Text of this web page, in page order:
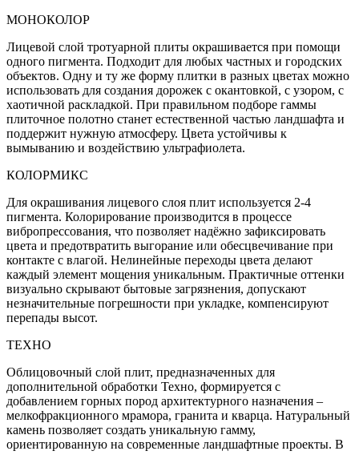
МОНОКОЛОР
Лицевой слой тротуарной плиты окрашивается при помощи
одного пигмента. Подходит для любых частных и городских
объектов. Одну и ту же форму плитки в разных цветах можно
использовать для создания дорожек с окантовкой, с узором, с
хаотичной раскладкой. При правильном подборе гаммы
плиточное полотно станет естественной частью ландшафта и
поддержит нужную атмосферу. Цвета устойчивы к
вымыванию и воздействию ультрафиолета.
КОЛОРМИКС
Для окрашивания лицевого слоя плит используется 2-4
пигмента. Колорирование производится в процессе
вибропрессования, что позволяет надёжно зафиксировать
цвета и предотвратить выгорание или обесцвечивание при
контакте с влагой. Нелинейные переходы цвета делают
каждый элемент мощения уникальным. Практичные оттенки
визуально скрывают бытовые загрязнения, допускают
незначительные погрешности при укладке, компенсируют
перепады высот.
ТЕХНО
Облицовочный слой плит, предназначенных для
дополнительной обработки Техно, формируется с
добавлением горных пород архитектурного назначения –
мелкофракционного мрамора, гранита и кварца. Натуральный
камень позволяет создать уникальную гамму,
ориентированную на современные ландшафтные проекты. В